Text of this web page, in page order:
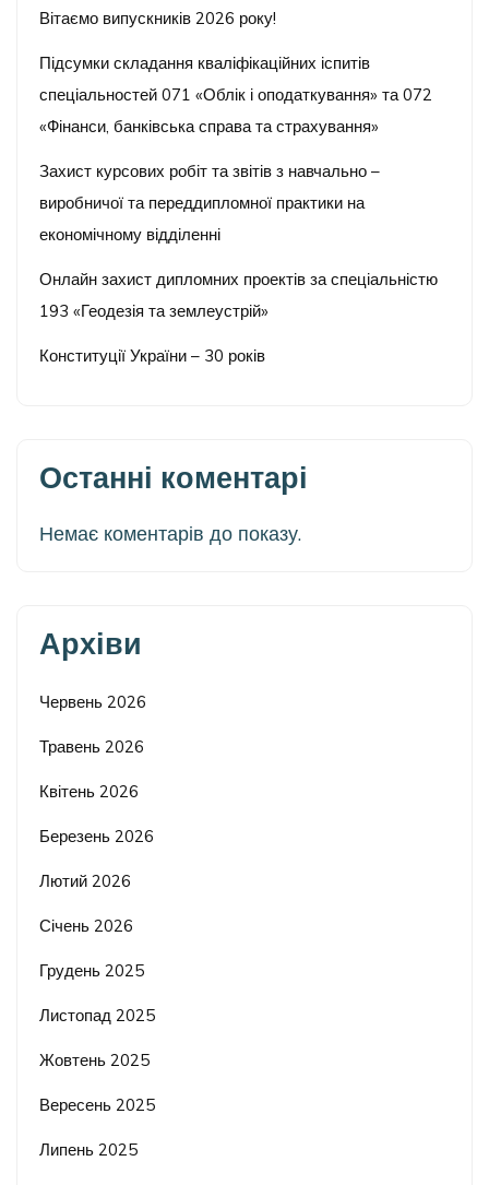
Вітаємо випускників 2026 року!
Підсумки складання кваліфікаційних іспитів
спеціальностей 071 «Облік і оподаткування» та 072
«Фінанси, банківська справа та страхування»
Захист курсових робіт та звітів з навчально –
виробничої та переддипломної практики на
економічному відділенні
Онлайн захист дипломних проектів за спеціальністю
193 «Геодезія та землеустрій»
Конституції України – 30 років
Останні коментарі
Немає коментарів до показу.
Архіви
Червень 2026
Травень 2026
Квітень 2026
Березень 2026
Лютий 2026
Січень 2026
Грудень 2025
Листопад 2025
Жовтень 2025
Вересень 2025
Липень 2025